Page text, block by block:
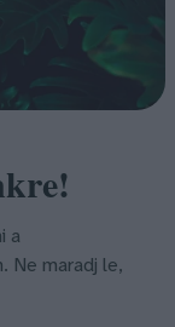
a
Ne maradj le,